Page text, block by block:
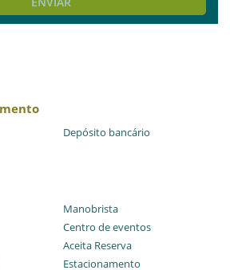
Depósito bancário
Manobrista
Centro de eventos
Aceita Reserva
Estacionamento